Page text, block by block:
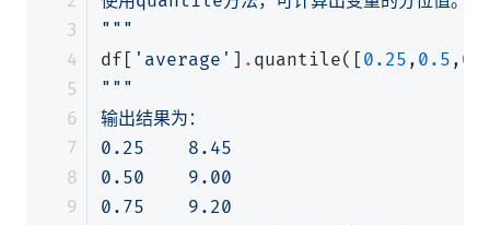
"""
df [ 'average' ] . quantile([ 0.25 , 0.5 ,